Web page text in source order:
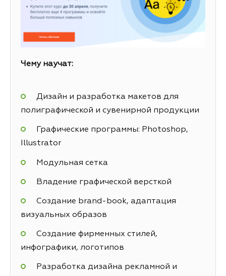
Чему научат:
Дизайн и разработка макетов для
полиграфической и сувенирной продукции
Графические программы: Photoshop,
Illustrator
Модульная сетка
Владение графической версткой
Создание brand-book, адаптация
визуальных образов
Создание фирменных стилей,
инфографики, логотипов
Разработка дизайна рекламной и